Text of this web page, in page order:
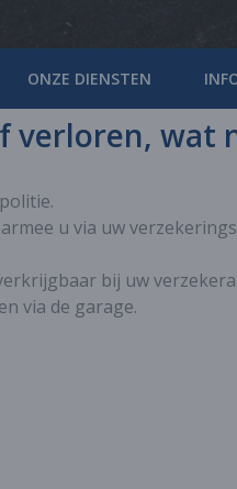
ONZE DIENSTEN
verloren, wat
u via uw
bij uw
via de garage.